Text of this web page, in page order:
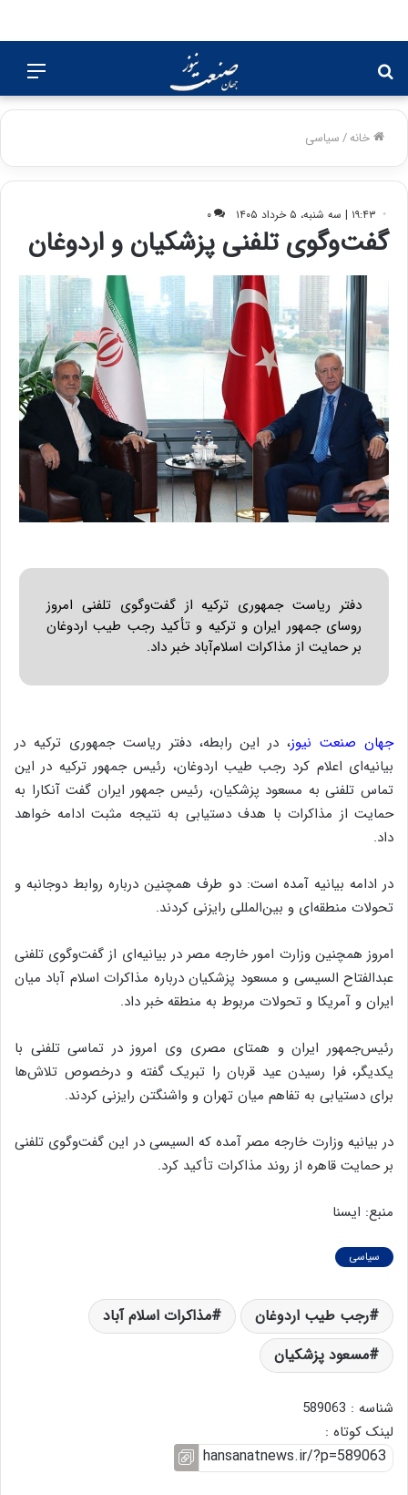
برای
خانه/سیاسی
۱۹:۴۳ | سه شنبه، ۵ خرداد ۱۴۰۵ ۰
گفت‌وگوی تلفنی پزشکیان و اردوغان
دفتر ریاست جمهوری ترکیه از گفت‌وگوی تلفنی امروز
روسای جمهور ایران و ترکیه و تأکید رجب طیب اردوغان
بر حمایت از مذاکرات اسلام‌آباد خبر داد.
جهان صنعت نیوز، در این رابطه، دفتر ریاست جمهوری ترکیه در
بیانیه‌ای اعلام کرد رجب طیب اردوغان، رئیس جمهور ترکیه در این
تماس تلفنی به مسعود پزشکیان، رئیس جمهور ایران گفت آنکارا به
حمایت از مذاکرات با هدف دستیابی به نتیجه مثبت ادامه خواهد
داد.
در ادامه بیانیه آمده است: دو طرف همچنین درباره روابط دوجانبه و
تحولات منطقه‌ای و بین‌المللی رایزنی کردند.
امروز همچنین وزارت امور خارجه مصر در بیانیه‌ای از گفت‌وگوی تلفنی
عبدالفتاح السیسی و مسعود پزشکیان درباره مذاکرات اسلام آباد میان
ایران و آمریکا و تحولات مربوط به منطقه خبر داد.
رئیس‌جمهور ایران و همتای مصری وی امروز در تماسی تلفنی با
یکدیگر، فرا رسیدن عید قربان را تبریک گفته و درخصوص تلاش‌ها
برای دستیابی به تفاهم میان تهران و واشنگتن رایزنی کردند.
در بیانیه وزارت خارجه مصر آمده که السیسی در این گفت‌وگوی تلفنی
بر حمایت قاهره از روند مذاکرات تأکید کرد.
منبع: ایسنا
سیاسی
رجب طیب اردوغان
مذاکرات اسلام آباد
مسعود پزشکیان
شناسه : 589063
لینک کوتاه :